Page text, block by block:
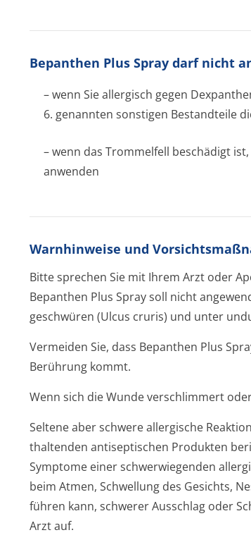
Bepanthen Plus Spray darf nicht
– wenn Sie allergisch gegen
6. genannten sonstigen Bestandteile
– wenn das Trommelfell beschädigt
anwenden
Warnhinweise und
Bitte sprechen Sie mit Ihrem Arzt oder
Bepanthen Plus Spray soll nicht
geschwüren (Ulcus cruris) und unter
Vermeiden Sie, dass Bepanthen Plus
Berührung kommt.
Wenn sich die Wunde verschlimmert
Seltene aber schwere allergische
thaltenden antiseptischen Produkten
Symptome einer schwerwiegenden
beim Atmen, Schwellung des Gesichts,
führen kann, schwerer Ausschlag oder
Arzt auf.